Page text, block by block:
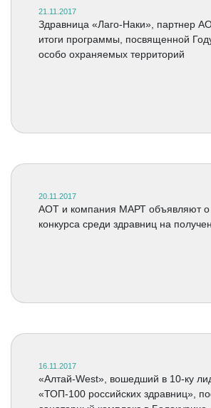
21.11.2017
Здравница «Лаго-Наки», партнер
итоги программы, посвященной
особо охраняемых территорий
20.11.2017
АОТ и компания МАРТ объявляют о
конкурса среди здравниц на
16.11.2017
«Алтай-West», вошедший в 10-ку
«ТОП-100 российских здравниц»,